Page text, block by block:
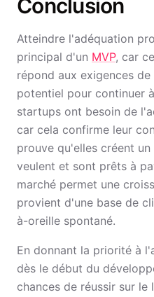
Conclusion
Atteindre l'adéquation
principal d'un MVP, car
répond aux exigences
potentiel pour continuer
startups ont besoin de
car cela confirme leur
prouve qu'elles créent
veulent et sont prêts à
marché permet une
provient d'une base de
à-oreille spontané.
En donnant la priorité à
dès le début du
chances de réussir sur